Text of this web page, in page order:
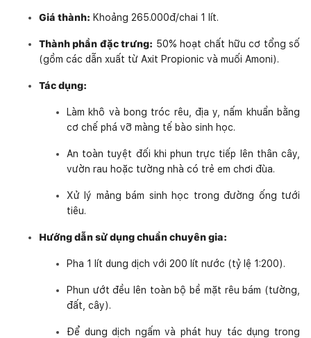
Giá thành: Khoảng 265.000đ/chai 1 lít.
Thành phần đặc trưng: 50% hoạt chất hữu cơ tổng số
(gồm các dẫn xuất từ Axit Propionic và muối Amoni).
Tác dụng:
Làm khô và bong tróc rêu, địa y, nấm khuẩn bằng
cơ chế phá vỡ màng tế bào sinh học.
An toàn tuyệt đối khi phun trực tiếp lên thân cây,
vườn rau hoặc tường nhà có trẻ em chơi đùa.
Xử lý mảng bám sinh học trong đường ống tưới
tiêu.
Hướng dẫn sử dụng chuẩn chuyên gia:
Pha 1 lít dung dịch với 200 lít nước (tỷ lệ 1:200).
Phun ướt đều lên toàn bộ bề mặt rêu bám (tường,
đất, cây).
Để dung dịch ngấm và phát huy tác dụng trong